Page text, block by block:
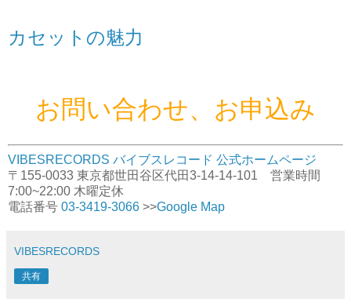
カセットの魅力
お問い合わせ、お申込み
VIBESRECORDS バイブスレコード 公式ホームページ
〒155-0033 東京都世田谷区代田3-14-14-101 営業時間
7:00~22:00 木曜定休
電話番号 03-3419-3066 >>Google Map
VIBESRECORDS
共有